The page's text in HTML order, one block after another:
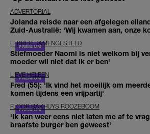
ADVERTORIAL
Jolanda reisde naar een afgelegen
Zuid-Australië: 'Wij kwamen aan, onze
LEKKER SAMENGESTELD
Stiefmoeder Naomi is niet welkom bij
moeder wil niet dat ik er ben'
LIEVE HELEEN
Fred (55): 'Ik vind het moeilijk om
komen tijdens een vrijpartij'
FLOOR BAKHUYS ROOZEBOOM
'Ik kan weer eens niet laten me af te
braafste burger ben geweest'